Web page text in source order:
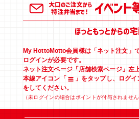
My HottoMotto会員様は「ネット注文」
ログインが必要です。
ネット注文ページ「店舗検索ページ」左
本線アイコン「
」をタップし、ログイ
をしてください。
（未ログインの場合はポイントが付与されませ